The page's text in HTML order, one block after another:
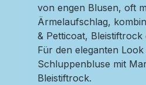
von engen Blusen, oft
Ärmelaufschlag,
& Petticoat, Bleistiftrock
Für den eleganten
Schluppenbluse mit
Bleistiftrock.